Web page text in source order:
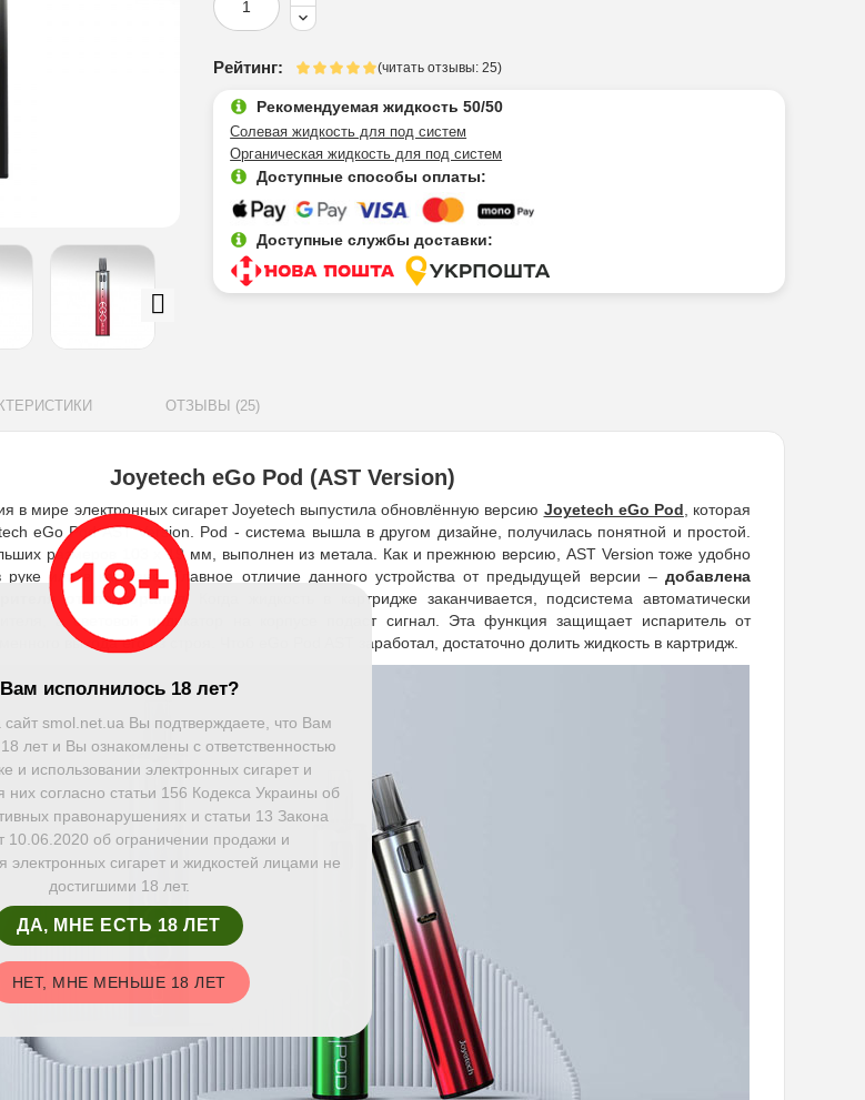
Рейтинг: (читать отзывы: 25)
Рекомендуемая жидкость 50/50
Солевая жидкость для под систем
Органическая жидкость для под систем
Доступные способы оплаты:
Доступные службы доставки:
ОТЗЫВЫ (25)
Joyetech eGo Pod (AST Version)
в мире электронных сигарет Joyetech выпустила обновлённую версию Joyetech eGo Pod , которая
eGo Pod AST Version. Pod - система вышла в другом дизайне, получилась понятной и простой.
размеров 103 х 19 мм, выполнен из метала. Как и прежнюю версию, AST Version тоже удобно
руке или в кармане. Главное отличие данного устройства от предыдущей версии – добавлена
от подгорания . Когда жидкость в картридже заканчивается, подсистема автоматически
а световой индикатор на корпусе подаст сигнал. Эта функция защищает испаритель от
выхода его из строя. Чтоб eGo Pod AST заработал, достаточно долить жидкость в картридж.
Вам исполнилось 18 лет?
smol.net.ua Вы подтверждаете, что Вам
лет и Вы ознакомлены с ответственностью
и использовании электронных сигарет и
них согласно статьи 156 Кодекса Украины об
правонарушениях и статьи 13 Закона
10.06.2020 об ограничении продажи и
электронных сигарет и жидкостей лицами не
достигшими 18 лет.
ДА, МНЕ ЕСТЬ 18 ЛЕТ
НЕТ, МНЕ МЕНЬШЕ 18 ЛЕТ